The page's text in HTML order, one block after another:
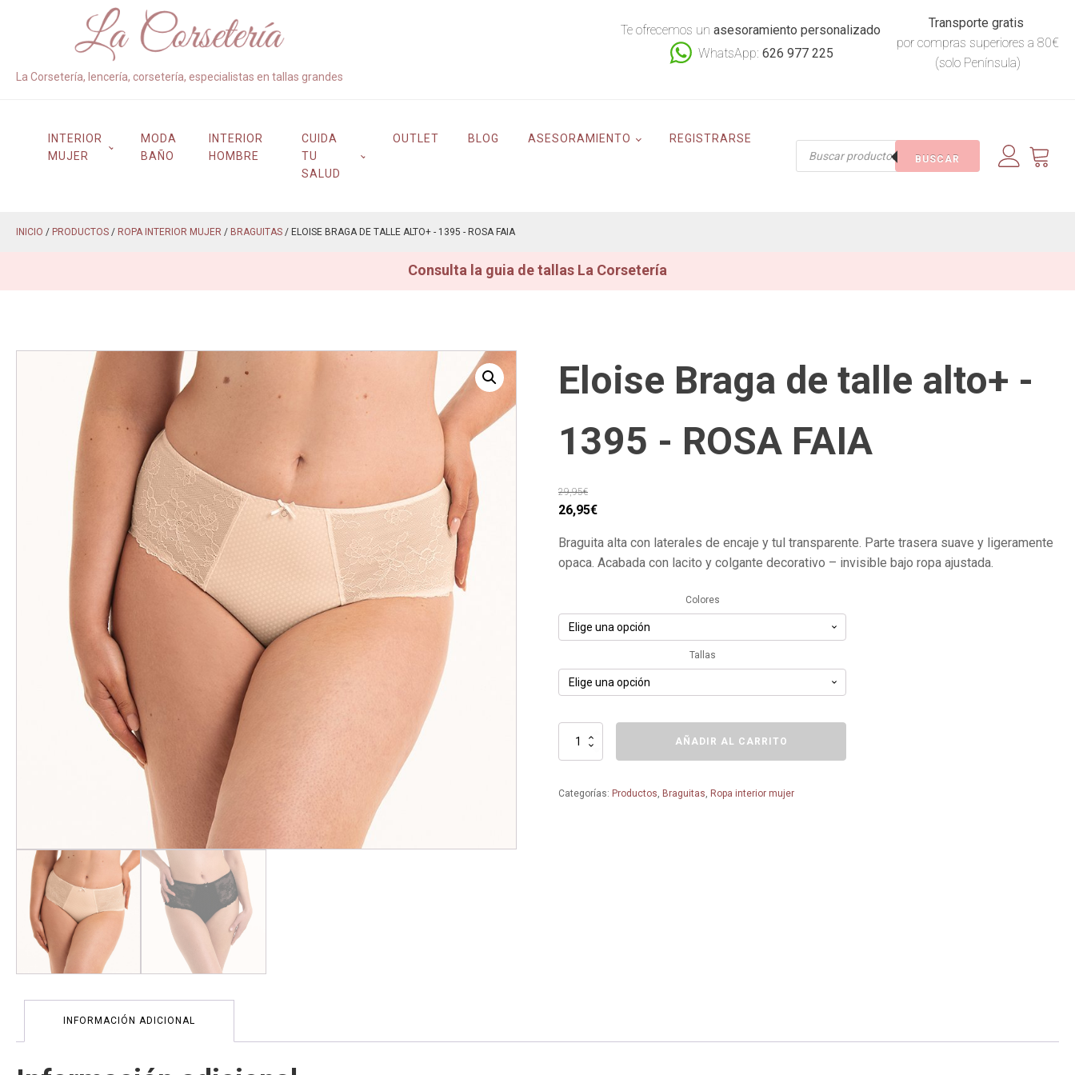
La Corsetería, lencería, corsetería, especialistas en tallas grandes
Te ofrecemos un asesoramiento personalizado
WhatsApp: 626 977 225
Transporte gratis
por compras superiores a 80€
(solo Península)
INTERIOR
MUJER
MODA
BAÑO
INTERIOR
HOMBRE
CUIDA
TU
SALUD
OUTLET BLOG ASESORAMIENTO REGISTRARSE
Búsqueda
BUSCAR
INICIO / PRODUCTOS / ROPA INTERIOR MUJER / BRAGUITAS / ELOISE BRAGA DE TALLE ALTO+ - 1395 - ROSA FAIA
Consulta la guia de tallas La Corsetería
Eloise Braga de talle alto+ -
1395 - ROSA FAIA
29,95€
El
original
era:
26,95€El
actual
es:
Braguita alta con laterales de encaje y tul transparente. Parte trasera suave y ligeramente
opaca. Acabada con lacito y colgante decorativo – invisible bajo ropa ajustada.
Colores
Tallas
Eloise
alto+
AÑADIR AL CARRITO
Categorías: Productos, Braguitas, Ropa interior mujer
INFORMACIÓN ADICIONAL